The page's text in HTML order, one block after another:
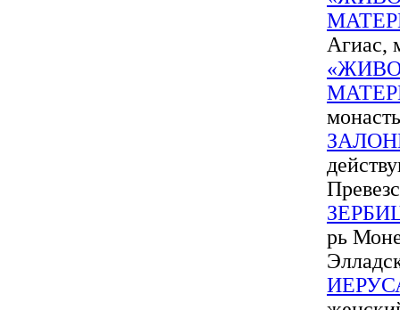
Агиас,
рь